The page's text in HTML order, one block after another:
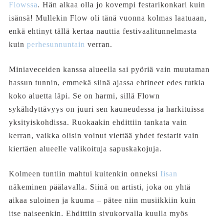
Flowssa. Hän alkaa olla jo kovempi festarikonkari kuin
isänsä! Mullekin Flow oli tänä vuonna kolmas laatuaan,
enkä ehtinyt tällä kertaa nauttia festivaalitunnelmasta
kuin perhesunnuntain verran.
Miniaveceiden kanssa alueella sai pyöriä vain muutaman
hassun tunnin, emmekä siinä ajassa ehtineet edes tutkia
koko aluetta läpi. Se on harmi, sillä Flown
sykähdyttävyys on juuri sen kauneudessa ja harkituissa
yksityiskohdissa. Ruokaakin ehdittiin tankata vain
kerran, vaikka olisin voinut viettää yhdet festarit vain
kiertäen alueelle valikoituja sapuskakojuja.
Kolmeen tuntiin mahtui kuitenkin onneksi Iisan
näkeminen päälavalla. Siinä on artisti, joka on yhtä
aikaa suloinen ja kuuma – pätee niin musiikkiin kuin
itse naiseenkin. Ehdittiin sivukorvalla kuulla myös